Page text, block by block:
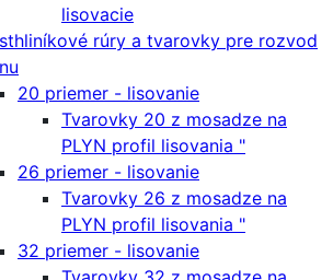
lisovacie
rúry a tvarovky pre rozvod
20 priemer - lisovanie
Tvarovky 20 z mosadze na
PLYN profil lisovania "
26 priemer - lisovanie
Tvarovky 26 z mosadze na
PLYN profil lisovania "
32 priemer - lisovanie